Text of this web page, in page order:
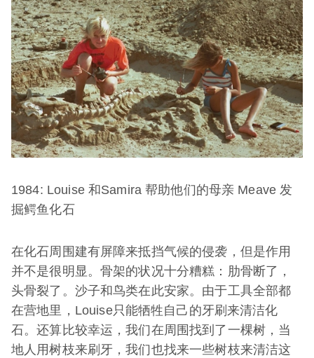
1984: Louise 和Samira 帮助他们的母亲 Meave 发
掘鳄鱼化石
在化石周围建有屏障来抵挡气候的侵袭，但是作用
并不是很明显。骨架的状况十分糟糕：肋骨断了，
头骨裂了。沙子和鸟类在此安家。由于工具全部都
在营地里，Louise只能牺牲自己的牙刷来清洁化
石。还算比较幸运，我们在周围找到了一棵树，当
地人用树枝来刷牙，我们也找来一些树枝来清洁这